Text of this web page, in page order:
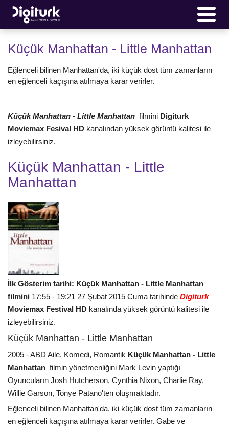
Küçük Manhattan - Little Manhattan
Eğlenceli bilinen Manhattan'da, iki küçük dost tüm zamanların
en eğlenceli kaçışına atılmaya karar verirler.
Küçük Manhattan - Little Manhattan filmini Digiturk
Moviemax Fesival HD kanalından yüksek görüntü kalitesi ile
izleyebilirsiniz.
Küçük Manhattan - Little
Manhattan
İlk Gösterim tarihi: Küçük Manhattan - Little Manhattan
filmini 17:55 - 19:21 27 Şubat 2015 Cuma tarihinde Digiturk
Moviemax Festival HD kanalında yüksek görüntü kalitesi ile
izleyebilirsiniz.
Küçük Manhattan - Little Manhattan
2005 - ABD Aile, Komedi, Romantik Küçük Manhattan - Little
Manhattan filmin yönetmenliğini Mark Levin yaptığı
Oyuncuların Josh Hutcherson, Cynthia Nixon, Charlie Ray,
Willie Garson, Tonye Patano'ten oluşmaktadır.
Eğlenceli bilinen Manhattan'da, iki küçük dost tüm zamanların
en eğlenceli kaçışına atılmaya karar verirler. Gabe ve